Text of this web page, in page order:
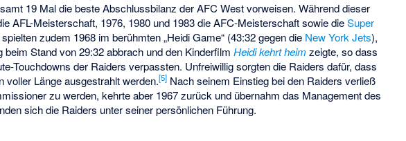
19 Mal die beste Abschlussbilanz der AFC West vorweisen. Während dieser
AFL-Meisterschaft, 1976, 1980 und 1983 die AFC-Meisterschaft sowie dieSuper
zudem 1968 im berühmten „Heidi Game“ (43:32 gegen die New York Jets),
beim Stand von 29:32 abbrach und den KinderfilmHeidi kehrt heim zeigte, so dass
Touchdowns der Raiders verpassten. Unfreiwillig sorgten die Raiders dafür, dass
voller Länge ausgestrahlt werden.[5] Nach seinem Einstieg bei den Raiders verließ
zu werden, kehrte aber 1967 zurück und übernahm das Management des
sich die Raiders unter seiner persönlichen Führung.